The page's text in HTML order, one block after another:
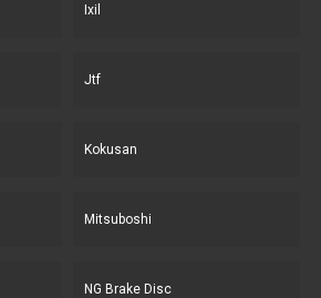
Ixil
Jtf
Kokusan
Mitsuboshi
NG Brake Disc